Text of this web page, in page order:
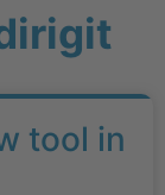
tool in